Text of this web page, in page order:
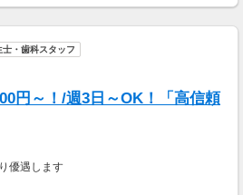
・歯科スタッフ
円～！/週3日～OK！「高信頼
優遇します